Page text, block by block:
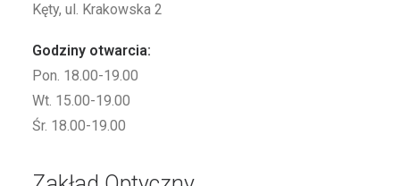
Kęty, ul. Krakowska 2
Godziny otwarcia:
Pon. 18.00-19.00
Wt. 15.00-19.00
Śr. 18.00-19.00